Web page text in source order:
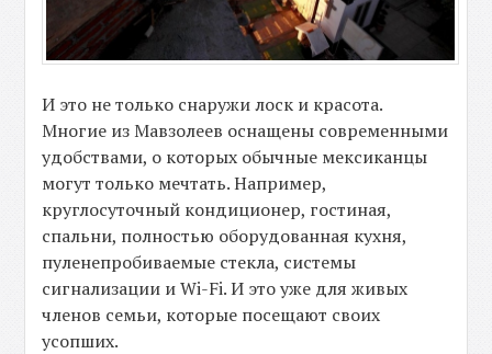
И это не только снаружи лоск и красота.
Многие из Мавзолеев оснащены современными
удобствами, о которых обычные мексиканцы
могут только мечтать. Например,
круглосуточный кондиционер, гостиная,
спальни, полностью оборудованная кухня,
пуленепробиваемые стекла, системы
сигнализации и Wi-Fi. И это уже для живых
членов семьи, которые посещают своих
усопших.